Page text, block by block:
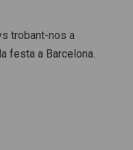
trobant-nos a
festa a Barcelona.